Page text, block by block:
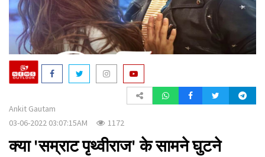
a
t
i
o
n
Ankit Gautam
03-06-2022 03:07:15AM
1172
क्या 'सम्राट पृथ्वीराज' के सामने घुटने